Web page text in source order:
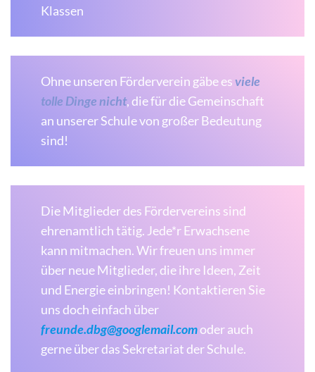
Klassen
Ohne unseren Förderverein gäbe esviele
tolle Dinge nicht, die für die Gemeinschaft
an unserer Schule von großer Bedeutung
sind!
Die Mitglieder des Fördervereins sind
ehrenamtlich tätig. Jede*r Erwachsene
kann mitmachen. Wir freuen uns immer
über neue Mitglieder, die ihre Ideen, Zeit
und Energie einbringen! Kontaktieren Sie
uns doch einfach über
freunde.dbg@googlemail.comoder auch
gerne über das Sekretariat der Schule.